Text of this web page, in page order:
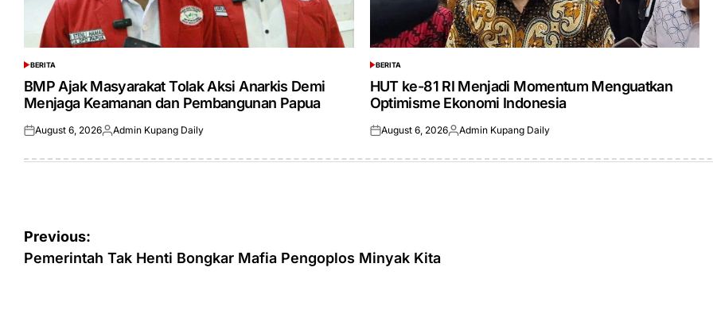
POSTED
IN
BERITA
BMP Ajak Masyarakat Tolak Aksi Anarkis Demi
Menjaga Keamanan dan Pembangunan Papua
Posted
August 6, 2026Posted
Admin Kupang Daily
POSTED
IN
BERITA
HUT ke-81 RI Menjadi Momentum Menguatkan
Optimisme Ekonomi Indonesia
Posted
August 6, 2026Posted
Admin Kupang Daily
Post
navigation
Previous:
Pemerintah Tak Henti Bongkar Mafia Pengoplos Minyak Kita